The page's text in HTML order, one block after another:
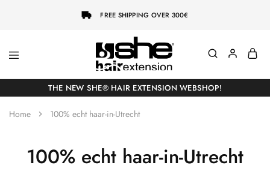
FREE SHIPPING OVER 300€
She-
Hairextensions
Socap
Premium
Hair
THE NEW SHE® HAIR EXTENSION WEBSHOP!
Home 100% echt haar-in-Utrecht
100% echt haar-in-Utrecht